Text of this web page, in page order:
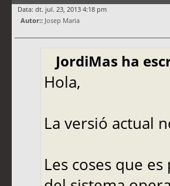
Data: dt. jul. 23, 2013 4:18 pm
Autor:: Josep Maria
JordiMas ha
Hola,
La versió actual
Les coses que